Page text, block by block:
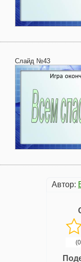
Слайд №43
Автор: